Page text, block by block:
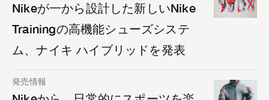
Nikeが一から設計した新しいNike
Trainingの高機能シューズシステ
ム、ナイキ ハイブリッドを発表
発売情報